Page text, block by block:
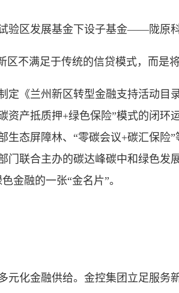
区发展基金下设子基金——陇原科
不满足于传统的信贷模式，而是将
《兰州新区转型金融支持活动目
资产抵质押+绿色保险”模式的闭环
生态屏障林、“零碳会议+碳汇保险
门联合主办的碳达峰碳中和绿色发
金融的一张“金名片”。
化金融供给。金控集团立足服务